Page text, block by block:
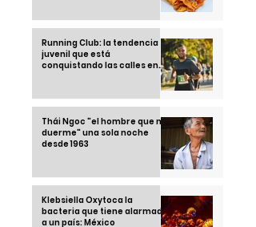
Running Club: la tendencia
juvenil que está
conquistando las calles en
Thái Ngoc "el hombre que no
duerme" una sola noche
desde 1963
Klebsiella Oxytoca la
bacteria que tiene alarmado
a un país: México